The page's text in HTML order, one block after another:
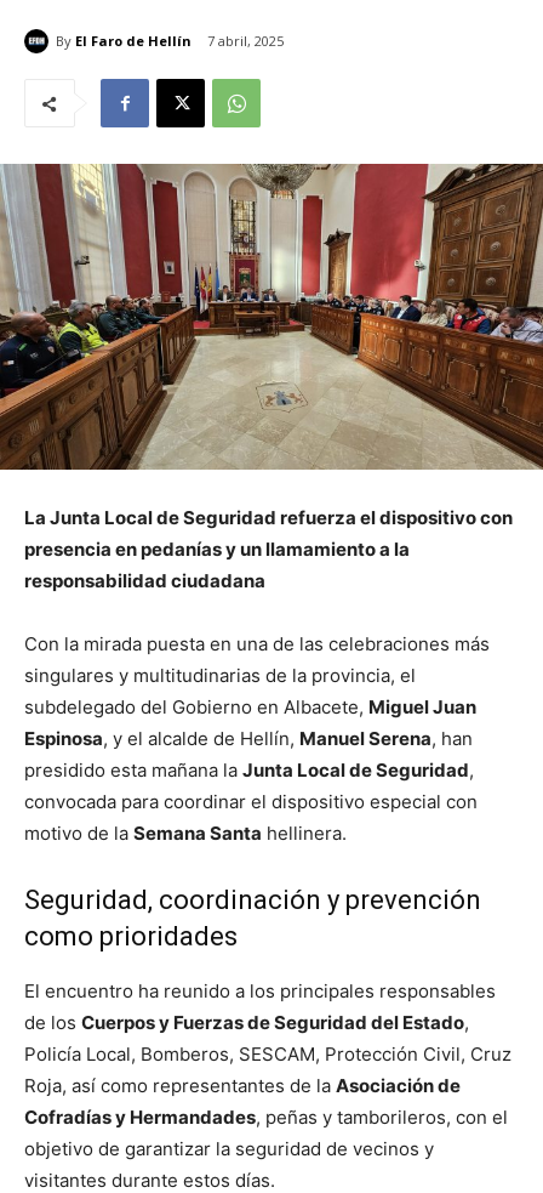
By El Faro de Hellín 7 abril, 2025
La Junta Local de Seguridad refuerza el dispositivo con
presencia en pedanías y un llamamiento a la
responsabilidad ciudadana
Con la mirada puesta en una de las celebraciones más
singulares y multitudinarias de la provincia, el
subdelegado del Gobierno en Albacete, Miguel Juan
Espinosa, y el alcalde de Hellín, Manuel Serena, han
presidido esta mañana la Junta Local de Seguridad,
convocada para coordinar el dispositivo especial con
motivo de la Semana Santa hellinera.
Seguridad, coordinación y prevención
como prioridades
El encuentro ha reunido a los principales responsables
de los Cuerpos y Fuerzas de Seguridad del Estado,
Policía Local, Bomberos, SESCAM, Protección Civil, Cruz
Roja, así como representantes de la Asociación de
Cofradías y Hermandades, peñas y tamborileros, con el
objetivo de garantizar la seguridad de vecinos y
visitantes durante estos días.